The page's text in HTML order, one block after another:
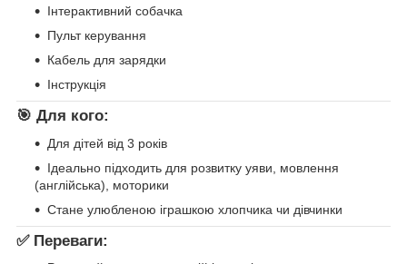
Інтерактивний собачка
Пульт керування
Кабель для зарядки
Інструкція
🎯 Для кого:
Для дітей від 3 років
Ідеально підходить для розвитку уяви, мовлення
(англійська), моторики
Стане улюбленою іграшкою хлопчика чи дівчинки
✅ Переваги: